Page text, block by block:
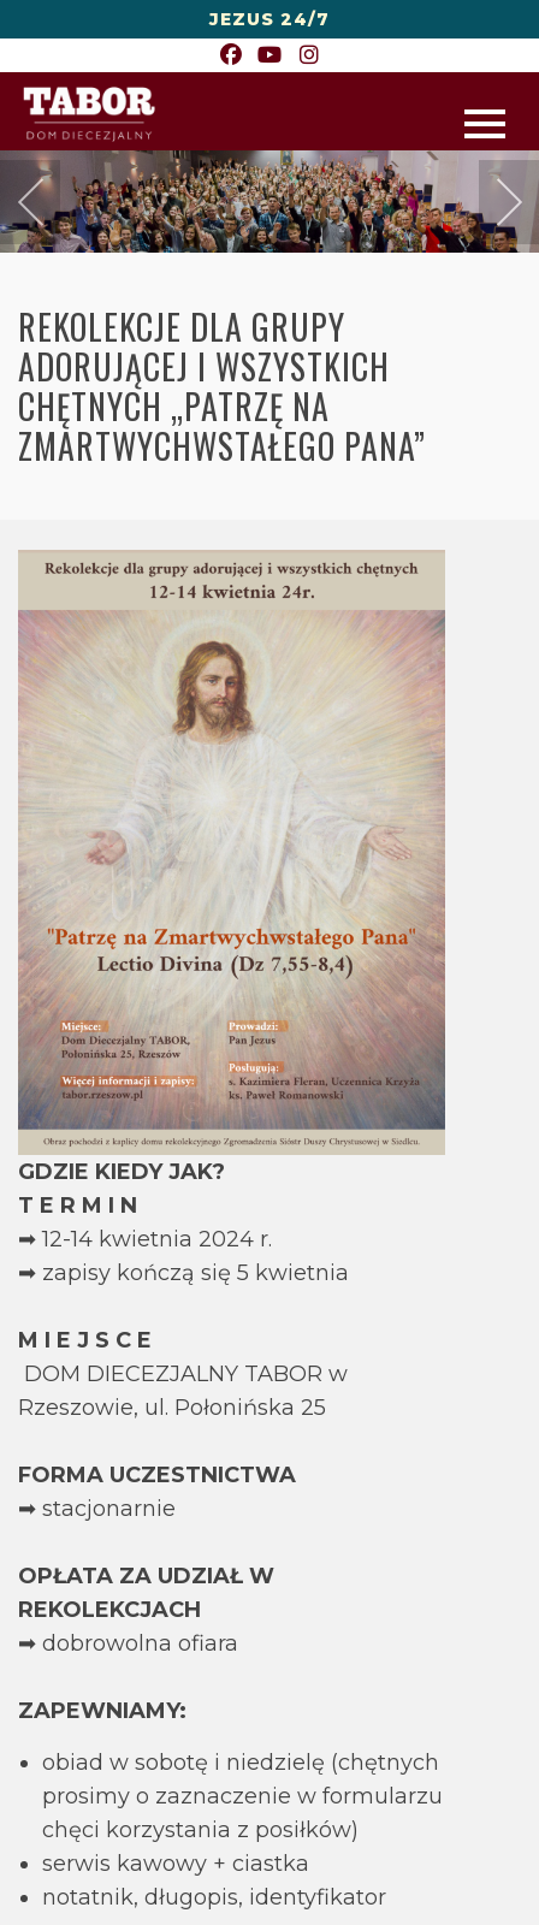
JEZUS 24/7
REKOLEKCJE DLA GRUPY
ADORUJĄCEJ I WSZYSTKICH
CHĘTNYCH „PATRZĘ NA
ZMARTWYCHWSTAŁEGO PANA”
GDZIE KIEDY JAK?
T E R M I N
➡ 12-14 kwietnia 2024 r.
➡ zapisy kończą się 5 kwietnia
M I E J S C E
DOM DIECEZJALNY TABOR w
Rzeszowie, ul. Połonińska 25
FORMA UCZESTNICTWA
➡ stacjonarnie
OPŁATA ZA UDZIAŁ W
REKOLEKCJACH
➡ dobrowolna ofiara
ZAPEWNIAMY:
obiad w sobotę i niedzielę (chętnych
prosimy o zaznaczenie w formularzu
chęci korzystania z posiłków)
serwis kawowy + ciastka
notatnik, długopis, identyfikator